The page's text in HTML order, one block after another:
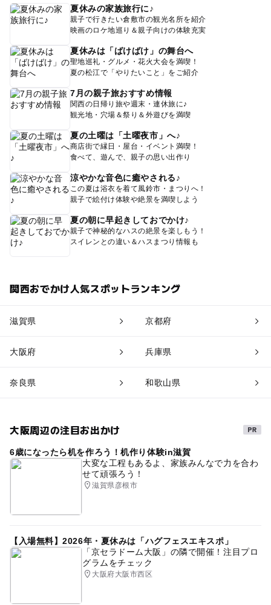
夏休みの家族旅行に♪
親子で行きたい倉敷市の観光名所を紹介
映画のロケ地巡り＆親子向けの体験充実
夏休みは「ばけばけ」の舞台へ
聖地巡礼・グルメ・花火大会を満喫！
夏の松江で「やりたいこと」をご紹介
7月の親子旅おすすめ情報
関西の日帰り旅や週末・連休旅に♪
観光地・穴場＆祭り＆外遊びを満喫
夏の土曜は「土曜夜市」へ♪
商店街で縁日・屋台・イベント満喫！
食べて、遊んで、親子の思い出作り
涼やかな音色に癒やされる♪
この夏は浴衣を着て風鈴市・まつりへ！
親子で絵付け体験や絶景を満喫しよう
夏の朝に早起きしておでかけ♪
親子で神秘的なハスの絶景を楽しもう！
スイレンとの違い＆ハスまつり情報も
関西おでかけ人気スポットランキング
滋賀県 京都府
大阪府 兵庫県
奈良県 和歌山県
大阪周辺の注目お出かけ
6歳になったら机を作ろう！机作り体験in滋賀
大変な工程もあるよ、家族みんなで力を合わ
せて頑張ろう！
滋賀県彦根市
【入場無料】2026年・夏休みは「ハグフェスエキスポ」
「京セラドーム大阪」の隣で開催！注目プロ
グラムをチェック
大阪府大阪市西区